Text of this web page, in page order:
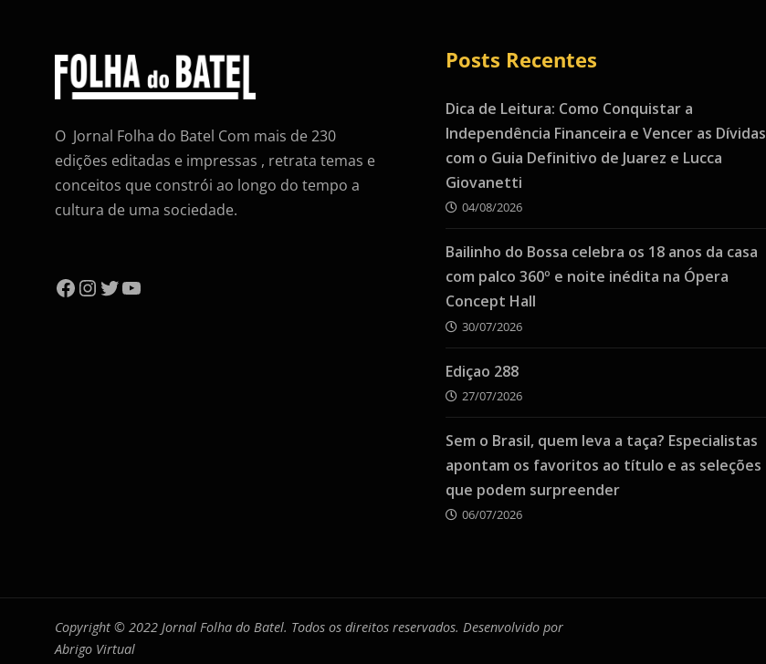
O Jornal Folha do Batel Com mais de 230
edições editadas e impressas , retrata temas e
conceitos que constrói ao longo do tempo a
cultura de uma sociedade.
Facebook
Instagram
Twitter
YouTube
Posts Recentes
Dica de Leitura: Como Conquistar a
Independência Financeira e Vencer as Dívidas
com o Guia Definitivo de Juarez e Lucca
Giovanetti
04/08/2026
Bailinho do Bossa celebra os 18 anos da casa
com palco 360º e noite inédita na Ópera
Concept Hall
30/07/2026
Ediçao 288
27/07/2026
Sem o Brasil, quem leva a taça? Especialistas
apontam os favoritos ao título e as seleções
que podem surpreender
06/07/2026
Copyright © 2022 Jornal Folha do Batel. Todos os direitos reservados. Desenvolvido por
Abrigo Virtual